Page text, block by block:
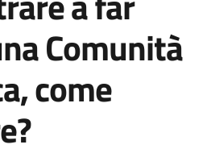
Comunità
come